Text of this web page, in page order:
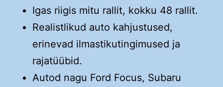
Igas riigis mitu rallit, kokku 48 rallit.
Realistlikud auto kahjustused,
erinevad ilmastikutingimused ja
rajatüübid.
Autod nagu Ford Focus, Subaru